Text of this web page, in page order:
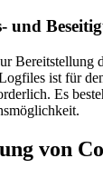
Bereitstellung
ist für
Es
von